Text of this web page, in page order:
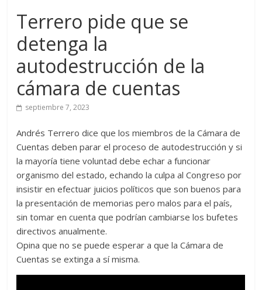
Terrero pide que se
detenga la
autodestrucción de la
cámara de cuentas
septiembre 7, 2023
Andrés Terrero dice que los miembros de la Cámara de
Cuentas deben parar el proceso de autodestrucción y si
la mayoría tiene voluntad debe echar a funcionar
organismo del estado, echando la culpa al Congreso por
insistir en efectuar juicios políticos que son buenos para
la presentación de memorias pero malos para el país,
sin tomar en cuenta que podrían cambiarse los bufetes
directivos anualmente.
Opina que no se puede esperar a que la Cámara de
Cuentas se extinga a sí misma.